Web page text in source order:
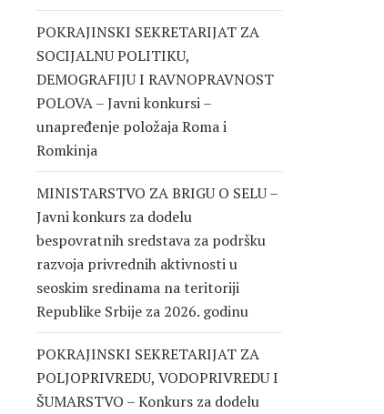
POKRAJINSKI SEKRETARIJAT ZA
SOCIJALNU POLITIKU,
DEMOGRAFIJU I RAVNOPRAVNOST
POLOVA – Javni konkursi –
unapređenje položaja Roma i
Romkinja
MINISTARSTVO ZA BRIGU O SELU –
Javni konkurs za dodelu
bespovratnih sredstava za podršku
razvoja privrednih aktivnosti u
seoskim sredinama na teritoriji
Republike Srbije za 2026. godinu
POKRAJINSKI SEKRETARIJAT ZA
POLJOPRIVREDU, VODOPRIVREDU I
ŠUMARSTVO – Konkurs za dodelu